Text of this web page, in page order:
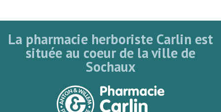
La pharmacie herboriste Carlin est
située au coeur de la ville de
Sochaux